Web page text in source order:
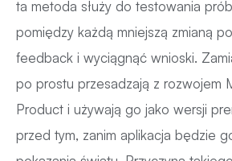
ta metoda służy do testowania
pomiędzy każdą mniejszą zmianą
feedback i wyciągnąć wnioski.
po prostu przesadzają z rozwojem
Product i używają go jako wersji
przed tym, zanim aplikacja będzie